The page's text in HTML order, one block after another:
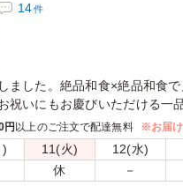
14件
ました。絶品和食×絶品和食
祝いにもお慶びいただける一品
ィブルフラワーのため、お召
め、サラダのエディブルフラ
円 以上のご注文で配達無料 ※お届け
) 11(火) 12(水)
休 －